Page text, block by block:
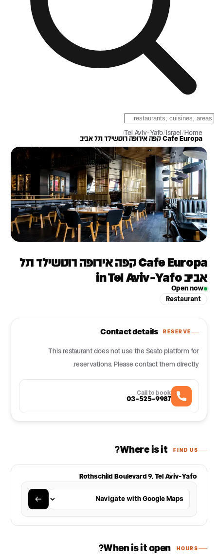
Home
/
Israel
/
Tel Aviv-Yafo
/
Cafe Europa קפה אירופה רוטשילד תל אביב
Cafe Europa קפה אירופה רוטשילד תל
אביב in Tel Aviv-Yafo
Open now
Restaurant
RESERVE
Contact details
This restaurant does not use the Seato platform for
reservations. Please contact them directly.
Call to book
03-525-9987
FIND US
Where is it?
Rothschild Boulevard 9, Tel Aviv-Yafo
HOURS
When is it open?